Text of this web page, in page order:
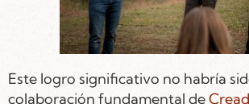
Este logro significativo no habría
colaboración fundamental de